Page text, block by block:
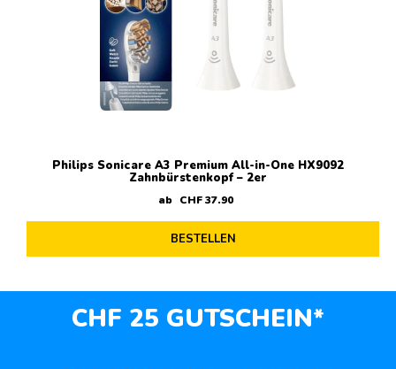
Philips Sonicare A3 Premium All-in-One HX9092
Zahnbürstenkopf – 2er
ab CHF37.90
BESTELLEN
CHF 25 GUTSCHEIN*